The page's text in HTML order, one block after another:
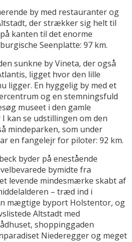
by med restauranter og
der strækker sig helt til
kanten til det enorme
Seenplatte: 97 km.
sunkne by Vineta, der også
ligget hvor den lille
ligger. En hyggelig by med et
og en stemningsfuld
museet i den gamle
kan se udstillingen om den
mindeparken, som under
en fangelejr for piloter: 92 km.
byder på enestående
bymidte fra
levende mindesmærke skabt af
– træd ind i
mægtige byport Holstentor, og
Altstadt med
shoppinggaden
Niederegger og meget